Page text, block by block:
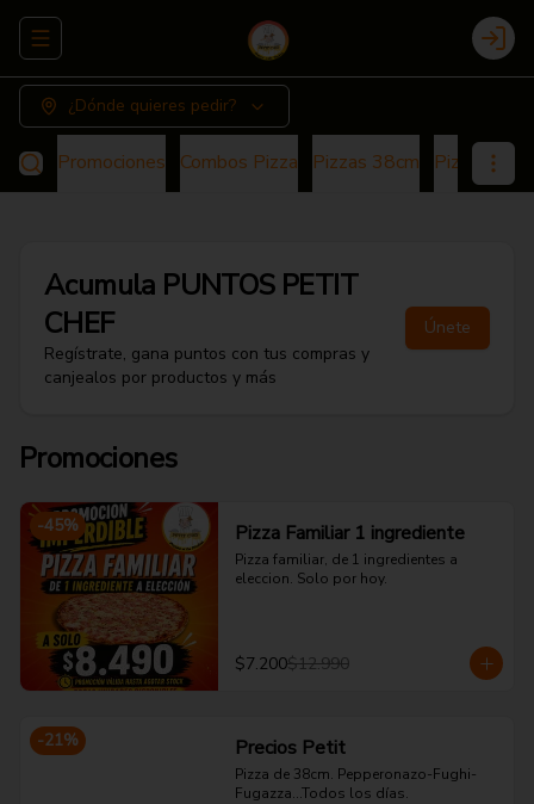
Abrir menu de navegación Login
¿Dónde quieres pedir?
Promociones Combos Pizza Pizzas 38cm Pizza 25cm
Acumula PUNTOS PETIT
CHEF
Regístrate, gana puntos con tus compras y
canjealos por productos y más
Únete
Promociones
-45% Pizza Familiar 1 ingrediente
Pizza familiar, de 1 ingredientes a
eleccion. Solo por hoy.
$7.200$12.990
-21% Precios Petit
Pizza de 38cm. Pepperonazo-Fughi-
Fugazza...Todos los días.